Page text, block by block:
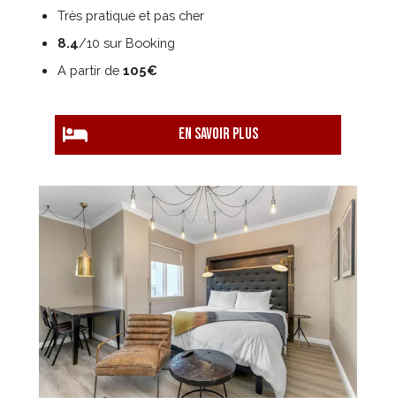
Très pratique et pas cher
8.4/10 sur Booking
A partir de 105€
EN savoir plus